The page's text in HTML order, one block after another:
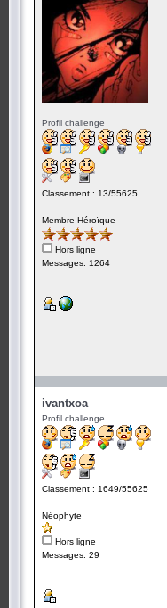
Profil challenge
Classement : 13/55625
Membre Héroïque
Hors ligne
Messages: 1264
ivantxoa
Profil challenge
Classement : 1649/55625
Néophyte
Hors ligne
Messages: 29